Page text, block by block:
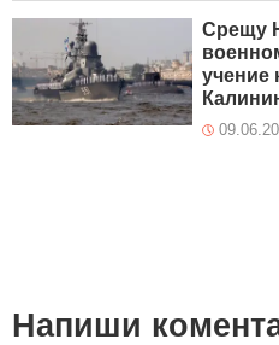
Срещу
учение
Напиши